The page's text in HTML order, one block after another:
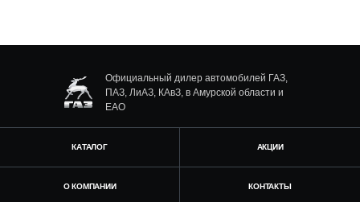
Официальный дилер автомобилей ГАЗ,
ПАЗ, ЛиАЗ, КАвЗ, в Амурской области и
ЕАО
КАТАЛОГ АКЦИИ
О КОМПАНИИ КОНТАКТЫ